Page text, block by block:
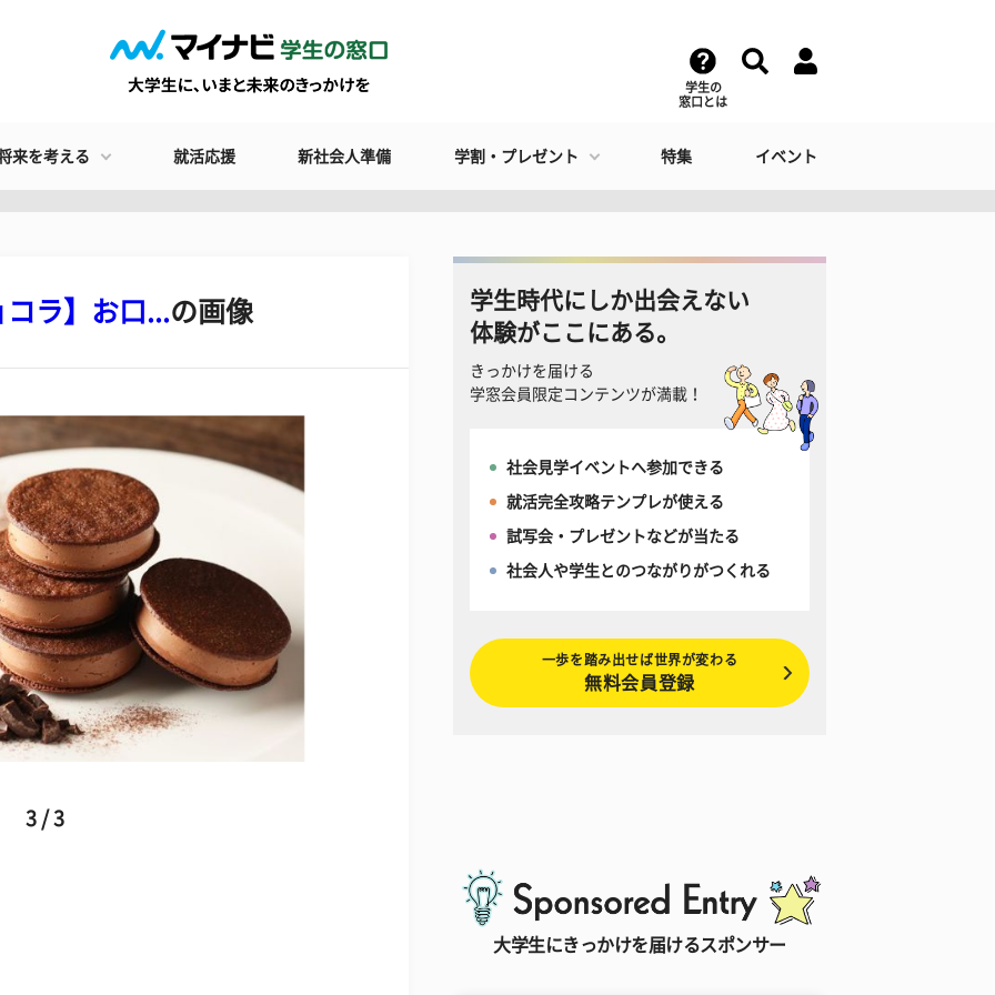
学生の
窓口とは
来を考える 就活応援 新社会人準備 学割・プレゼント 特集 イベント
ラ】お口...の画像
3 / 3
学生時代にしか出会えない
体験がここにある。
きっかけを届ける
学窓会員限定コンテンツが満載！
社会見学イベントへ参加できる
就活完全攻略テンプレが使える
試写会・プレゼントなどが当たる
社会人や学生とのつながりがつくれる
一歩を踏み出せば世界が変わる
無料会員登録
大学生にきっかけを届けるスポンサー